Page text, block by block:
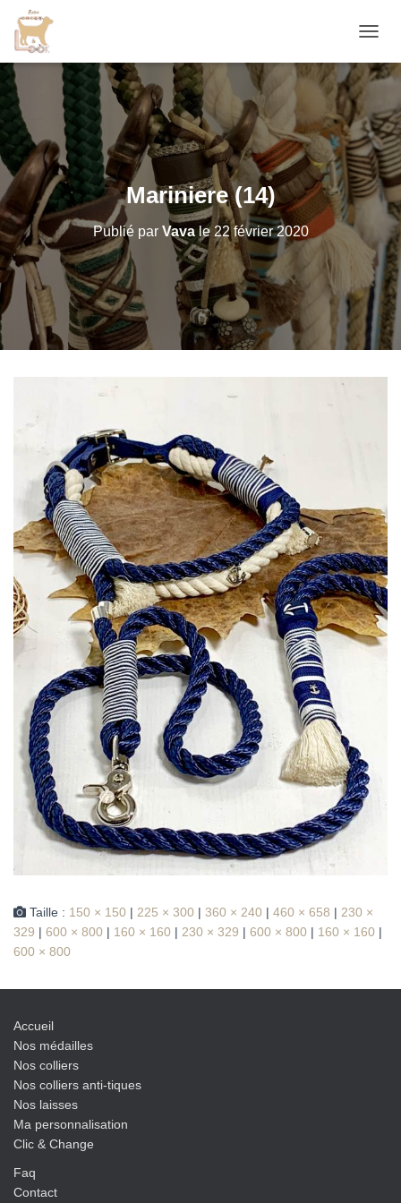
É
P
E
R
L
A
N
I
G
A
T
O
N
Mariniere (14)
Publié par Vavale 22 février 2020
Taille : 150 × 150 | 225 × 300 | 360 × 240 | 460 × 658 | 230 ×
329 | 600 × 800 | 160 × 160 | 230 × 329 | 600 × 800 | 160 × 160 |
600 × 800
Accueil
Nos médailles
Nos colliers
Nos colliers anti-tiques
Nos laisses
Ma personnalisation
Clic & Change
Faq
Contact